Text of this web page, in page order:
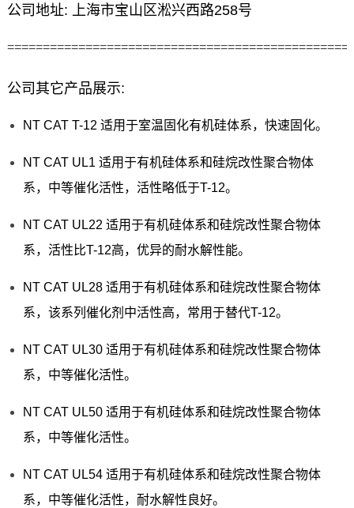
公司地址: 上海市宝山区淞兴西路258号
公司其它产品展示:
NT CAT T-12 适用于室温固化有机硅体系，快速固化。
NT CAT UL1 适用于有机硅体系和硅烷改性聚合物体
系，中等催化活性，活性略低于T-12。
NT CAT UL22 适用于有机硅体系和硅烷改性聚合物体
系，活性比T-12高，优异的耐水解性能。
NT CAT UL28 适用于有机硅体系和硅烷改性聚合物体
系，该系列催化剂中活性高，常用于替代T-12。
NT CAT UL30 适用于有机硅体系和硅烷改性聚合物体
系，中等催化活性。
NT CAT UL50 适用于有机硅体系和硅烷改性聚合物体
系，中等催化活性。
NT CAT UL54 适用于有机硅体系和硅烷改性聚合物体
系，中等催化活性，耐水解性良好。